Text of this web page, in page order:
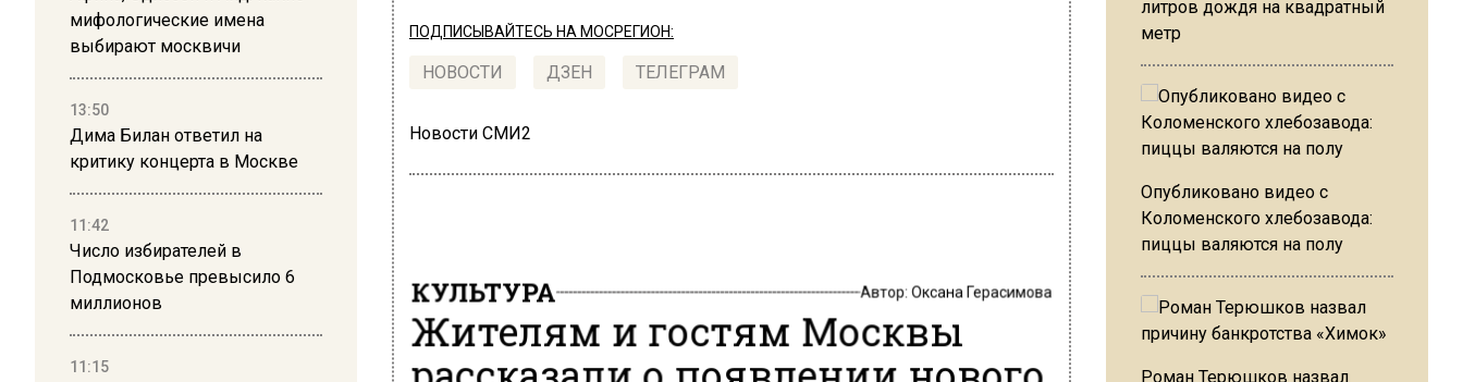
мифологические имена
выбирают москвичи
13:50
Дима Билан ответил на
критику концерта в Москве
11:42
Число избирателей в
Подмосковье превысило 6
миллионов
11:15
ПОДПИСЫВАЙТЕСЬ НА МОСРЕГИОН:
НОВОСТИ ДЗЕН ТЕЛЕГРАМ
Новости СМИ2
КУЛЬТУРА Автор:Оксана Герасимова
Жителям и гостям Москвы
рассказали о появлении нового
литров дождя на квадратный
метр
Опубликовано видео с
Коломенского хлебозавода:
пиццы валяются на полу
Роман Терюшков назвал